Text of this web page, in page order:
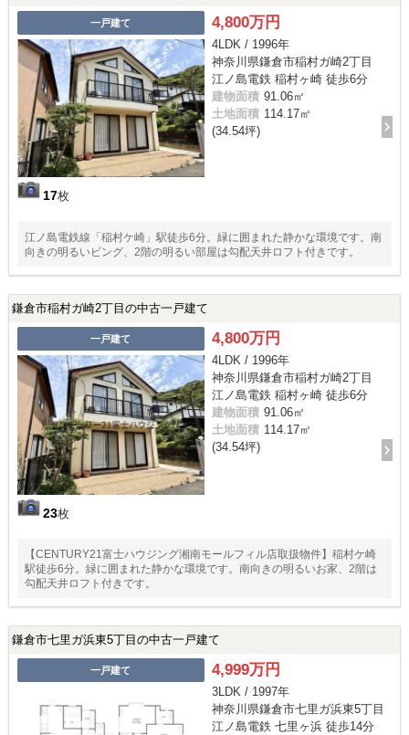
一戸建て
17枚
4,800万円
4LDK / 1996年
神奈川県鎌倉市稲村ガ崎2丁目
江ノ島電鉄 稲村ヶ崎 徒歩6分
建物面積 91.06㎡
土地面積 114.17㎡
(34.54坪)
江ノ島電鉄線「稲村ケ崎」駅徒歩6分。緑に囲まれた静かな環境です。南
向きの明るいビング、2階の明るい部屋は勾配天井ロフト付きです。
鎌倉市稲村ガ崎2丁目の中古一戸建て
一戸建て
23枚
4,800万円
4LDK / 1996年
神奈川県鎌倉市稲村ガ崎2丁目
江ノ島電鉄 稲村ヶ崎 徒歩6分
建物面積 91.06㎡
土地面積 114.17㎡
(34.54坪)
【CENTURY21富士ハウジング湘南モールフィル店取扱物件】稲村ケ崎
駅徒歩6分。緑に囲まれた静かな環境です。南向きの明るいお家、2階は
勾配天井ロフト付きです。
鎌倉市七里ガ浜東5丁目の中古一戸建て
一戸建て 4,999万円
3LDK / 1997年
神奈川県鎌倉市七里ガ浜東5丁目
江ノ島電鉄 七里ヶ浜 徒歩14分